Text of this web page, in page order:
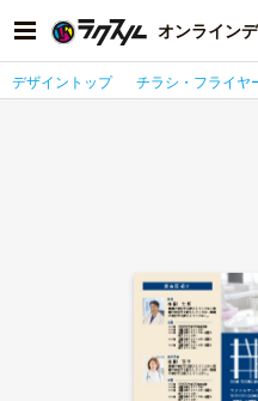
オンライン
デザイントップ チラシ・フライヤ